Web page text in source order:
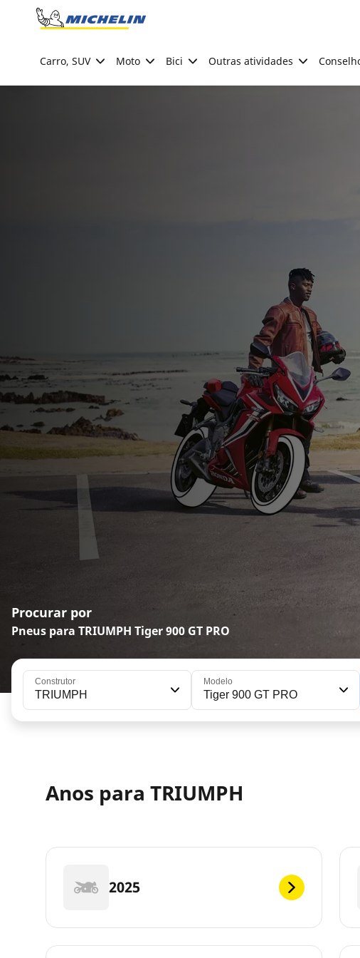
Go to page content
Carro, SUV Moto Bici Outras atividades
Procurar por
Pneus para TRIUMPH Tiger 900 GT PRO
Construtor
TRIUMPH
Modelo
Tiger 900 GT PRO
Anos para TRIUMPH
2025